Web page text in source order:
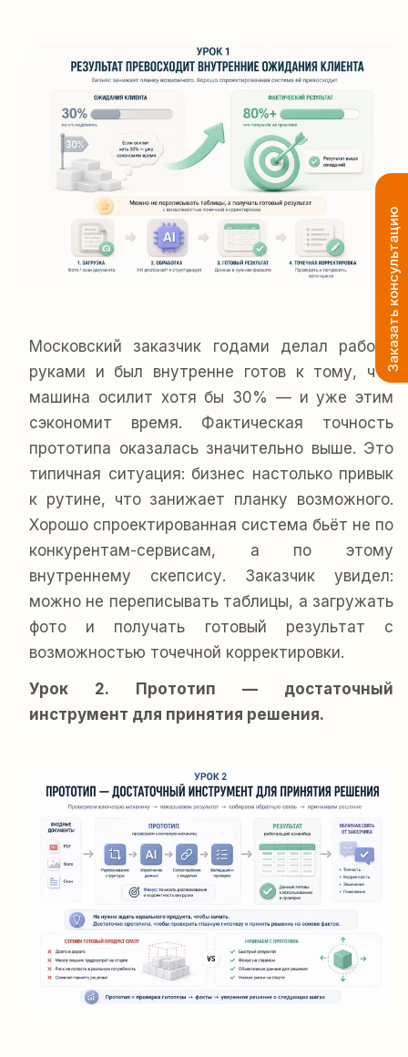
Заказать консультацию
Московский заказчик годами делал работу
руками и был внутренне готов к тому, что
машина осилит хотя бы 30% — и уже этим
сэкономит время. Фактическая точность
прототипа оказалась значительно выше. Это
типичная ситуация: бизнес настолько привык
к рутине, что занижает планку возможного.
Хорошо спроектированная система бьёт не по
конкурентам-сервисам, а по этому
внутреннему скепсису. Заказчик увидел:
можно не переписывать таблицы, а загружать
фото и получать готовый результат с
возможностью точечной корректировки.
Урок 2. Прототип — достаточный
инструмент для принятия решения.